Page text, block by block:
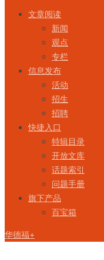
文章阅读
新闻
观点
专栏
信息发布
活动
招生
招聘
快捷入口
特辑目录
开放文库
话题索引
问题手册
旗下产品
百宝箱
华德福+